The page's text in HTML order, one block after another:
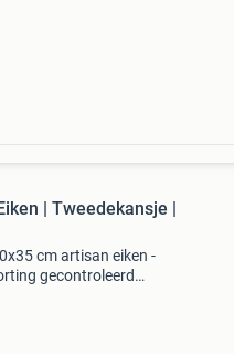
| Tweedekansje |
cm artisan eiken -
gecontroleerd